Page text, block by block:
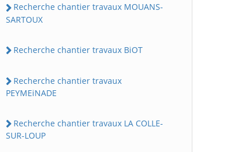
Recherche chantier travaux MOUANS-
SARTOUX
Recherche chantier travaux BiOT
Recherche chantier travaux
PEYMEiNADE
Recherche chantier travaux LA COLLE-
SUR-LOUP